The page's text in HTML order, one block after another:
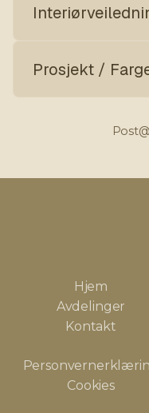
Prosjekt /
Hjem
Avdelinger
Kontakt
Cookies